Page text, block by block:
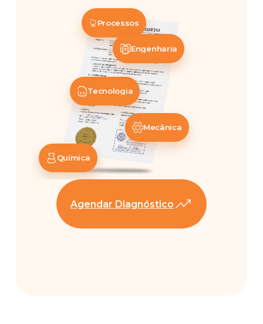
Agendar Diagnóstico
Mecânica
Tecnologia
Processos
Engenharia
Química